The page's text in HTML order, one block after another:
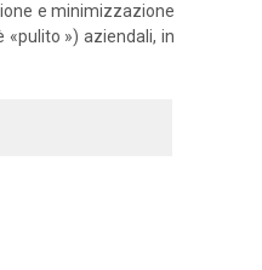
e minimizzazione
») aziendali, in